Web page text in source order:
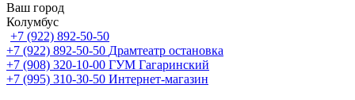
Ваш город
Колумбус
+7 (922) 892-50-50
+7 (922) 892-50-50 Драмтеатр остановка
+7 (908) 320-10-00 ГУМ Гагаринский
+7 (995) 310-30-50 Интернет-магазин